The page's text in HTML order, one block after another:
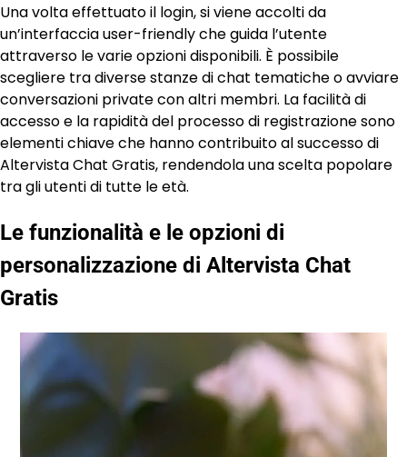
Una volta effettuato il login, si viene accolti da
un’interfaccia user-friendly che guida l’utente
attraverso le varie opzioni disponibili. È possibile
scegliere tra diverse stanze di chat tematiche o avviare
conversazioni private con altri membri. La facilità di
accesso e la rapidità del processo di registrazione sono
elementi chiave che hanno contribuito al successo di
Altervista Chat Gratis, rendendola una scelta popolare
tra gli utenti di tutte le età.
Le funzionalità e le opzioni di
personalizzazione di Altervista Chat
Gratis